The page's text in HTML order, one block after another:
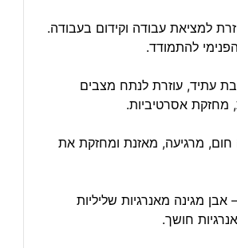
למציאת עבודה וקידום בעבודה.
להתמודד.
עתיד, עוזרת לנתח מצבים
מחזקת אסרטיביות.
חום, מרגיעה, מאזנת ומחזקת את
אבן מגינה מאנרגיות שליליות
חושך.